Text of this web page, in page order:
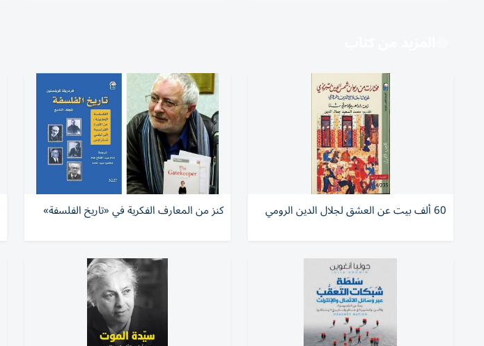
60 ألف بيت عن العشق لجلال الدين الرومي كنز من المعارف الفكرية في «تاريخ الفلسفة»